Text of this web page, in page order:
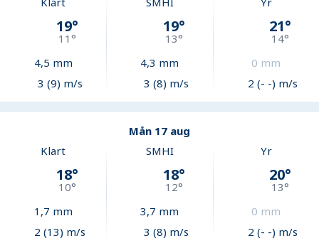
19°
11°
4,5 mm
3 (9) m/s
19°
13°
4,3 mm
3 (8) m/s
21°
14°
0 mm
2 (- -) m/s
Mån 17 aug
Klart
18°
10°
1,7 mm
2 (13) m/s
SMHI
18°
12°
3,7 mm
3 (8) m/s
Yr
20°
13°
0 mm
2 (- -) m/s